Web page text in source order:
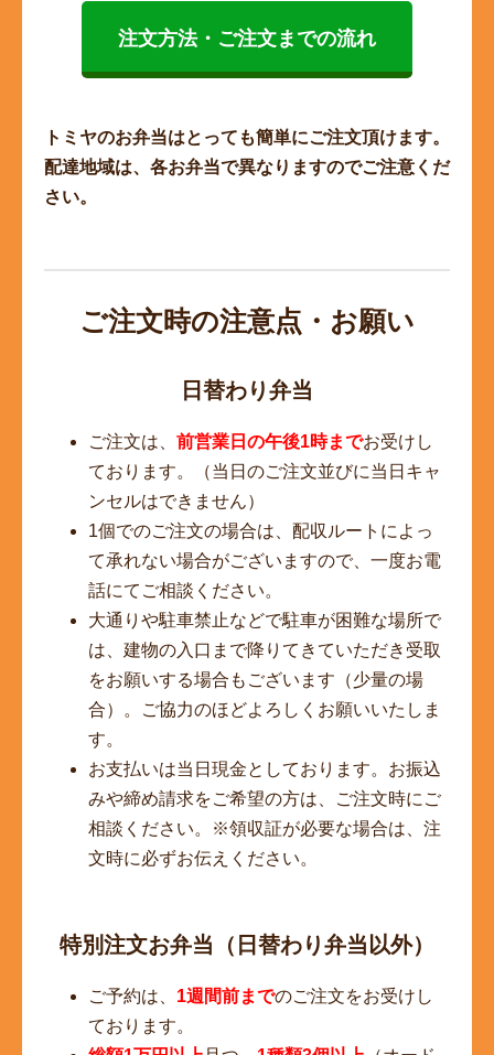
注文方法・ご注文までの流れ
トミヤのお弁当はとっても簡単にご注文頂けます。
配達地域は、各お弁当で異なりますのでご注意くだ
さい。
ご注文時の注意点・お願い
日替わり弁当
ご注文は、 前営業日の午後1時までお受けし
ております。（当日のご注文並びに当日キャ
ンセルはできません）
1個でのご注文の場合は、配収ルートによっ
て承れない場合がございますので、一度お電
話にてご相談ください。
大通りや駐車禁止などで駐車が困難な場所で
は、建物の入口まで降りてきていただき受取
をお願いする場合もございます（少量の場
合）。ご協力のほどよろしくお願いいたしま
す。
お支払いは当日現金としております。お振込
みや締め請求をご希望の方は、ご注文時にご
相談ください。※領収証が必要な場合は、注
文時に必ずお伝えください。
特別注文お弁当（日替わり弁当以外）
ご予約は、 1週間前までのご注文をお受けし
ております。